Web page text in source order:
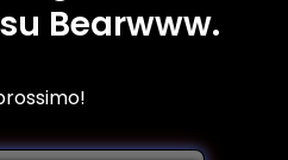
Bearwww.